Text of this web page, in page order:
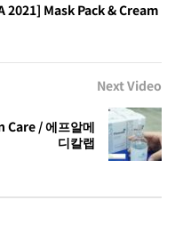
2021] Mask Pack & Cream
Next Video
Care / 에프알메
디칼랩